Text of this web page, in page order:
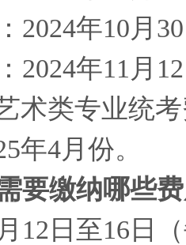
2024年10月
2024年11月
术类专业统
年4月份。
要缴纳哪些
12日至16日